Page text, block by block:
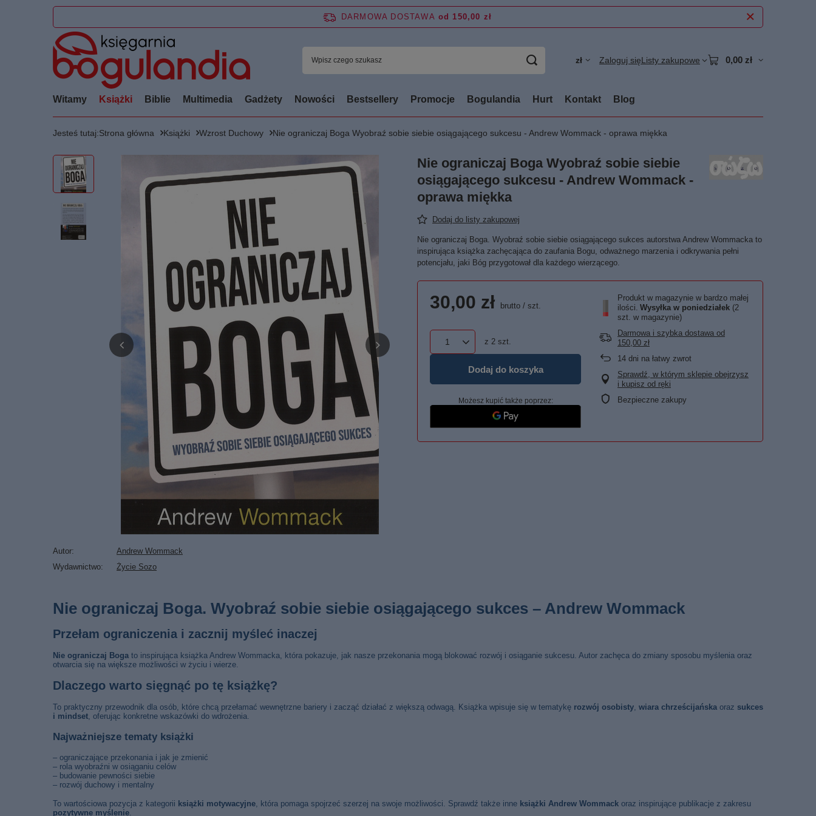
DARMOWA DOSTAWA od 150,00 zł
zł Zaloguj sięListy zakupowe 0,00 zł
Witamy Książki Biblie Multimedia Gadżety Nowości Bestsellery Promocje Bogulandia Hurt Kontakt Blog
Jesteś tutaj:Strona główna Książki Wzrost Duchowy Nie ograniczaj Boga Wyobraź sobie siebie osiągającego sukcesu - Andrew Wommack - oprawa miękka
Nie ograniczaj Boga Wyobraź sobie siebie
osiągającego sukcesu - Andrew Wommack -
oprawa miękka
Dodaj do listy zakupowej
Nie ograniczaj Boga. Wyobraź sobie siebie osiągającego sukces autorstwa Andrew Wommacka to
inspirująca książka zachęcająca do zaufania Bogu, odważnego marzenia i odkrywania pełni
potencjału, jaki Bóg przygotował dla każdego wierzącego.
30,00 zł brutto / szt.
z 2 szt.
Dodaj do koszyka
Możesz kupić także poprzez:
Produkt w magazynie w bardzo małej
ilości Wysyłka w poniedziałek (2
szt. w magazynie)
Darmowa i szybka dostawa od
150,00 zł
14 dni na łatwy zwrot
Sprawdź, w którym sklepie obejrzysz
i kupisz od ręki
Bezpieczne zakupy
Autor
Andrew Wommack
Wydawnictwo
Życie Sozo
Nie ograniczaj Boga. Wyobraź sobie siebie osiągającego sukces – Andrew Wommack
Przełam ograniczenia i zacznij myśleć inaczej
Nie ograniczaj Boga to inspirująca książka Andrew Wommacka, która pokazuje, jak nasze przekonania mogą blokować rozwój i osiąganie sukcesu. Autor zachęca do zmiany sposobu myślenia oraz
otwarcia się na większe możliwości w życiu i wierze.
Dlaczego warto sięgnąć po tę książkę?
To praktyczny przewodnik dla osób, które chcą przełamać wewnętrzne bariery i zacząć działać z większą odwagą. Książka wpisuje się w tematykę rozwój osobisty, wiara chrześcijańska oraz sukces
i mindset, oferując konkretne wskazówki do wdrożenia.
Najważniejsze tematy książki
– ograniczające przekonania i jak je zmienić
– rola wyobraźni w osiąganiu celów
– budowanie pewności siebie
– rozwój duchowy i mentalny
To wartościowa pozycja z kategorii książki motywacyjne, która pomaga spojrzeć szerzej na swoje możliwości. Sprawdź także inne książki Andrew Wommack oraz inspirujące publikacje z zakresu
pozytywne myślenie.